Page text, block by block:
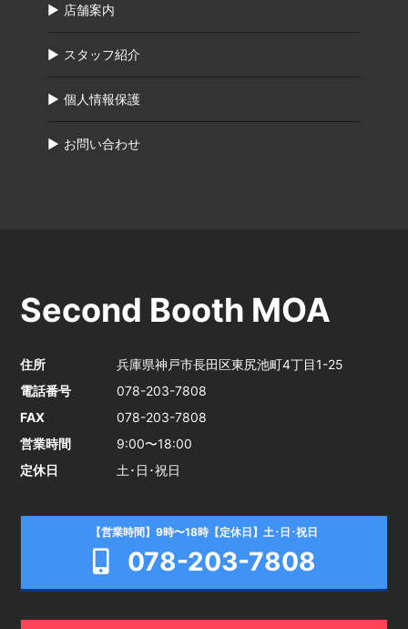
店舗案内
スタッフ紹介
個人情報保護
お問い合わせ
Second Booth MOA
住所
兵庫県神戸市長田区東尻池町4丁目1-25
電話番号
078-203-7808
FAX
078-203-7808
営業時間
9:00〜18:00
定休日
土･日･祝日
【営業時間】9時〜18時【定休日】土･日･祝日
078-203-7808